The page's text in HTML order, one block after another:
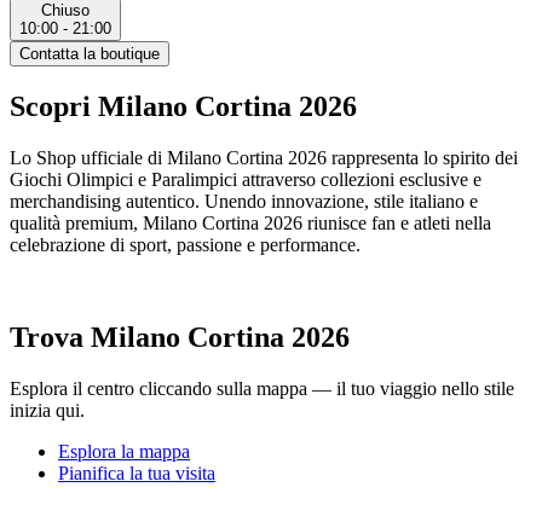
Chiuso
10:00 - 21:00
Contatta la boutique
Scopri Milano Cortina 2026
Lo Shop ufficiale di Milano Cortina 2026 rappresenta lo spirito dei
Giochi Olimpici e Paralimpici attraverso collezioni esclusive e
merchandising autentico. Unendo innovazione, stile italiano e
qualità premium, Milano Cortina 2026 riunisce fan e atleti nella
celebrazione di sport, passione e performance.
Trova Milano Cortina 2026
Esplora il centro cliccando sulla mappa — il tuo viaggio nello stile
inizia qui.
Esplora la mappa
Pianifica la tua visita